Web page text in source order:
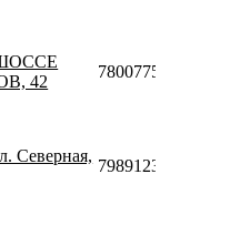
42
78007753553
Северная,
79891236039